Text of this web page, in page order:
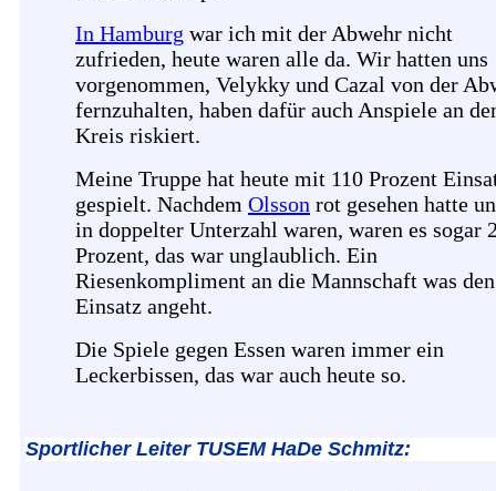
In Hamburg war ich mit der Abwehr nicht
zufrieden, heute waren alle da. Wir hatten uns
vorgenommen, Velykky und Cazal von der
fernzuhalten, haben dafür auch Anspiele an
Kreis riskiert.
Meine Truppe hat heute mit 110 Prozent
gespielt. Nachdem Olsson rot gesehen hatte
in doppelter Unterzahl waren, waren es sogar
Prozent, das war unglaublich. Ein
Riesenkompliment an die Mannschaft was den
Einsatz angeht.
Die Spiele gegen Essen waren immer ein
Leckerbissen, das war auch heute so.
Sportlicher Leiter TUSEM HaDe Schmitz: